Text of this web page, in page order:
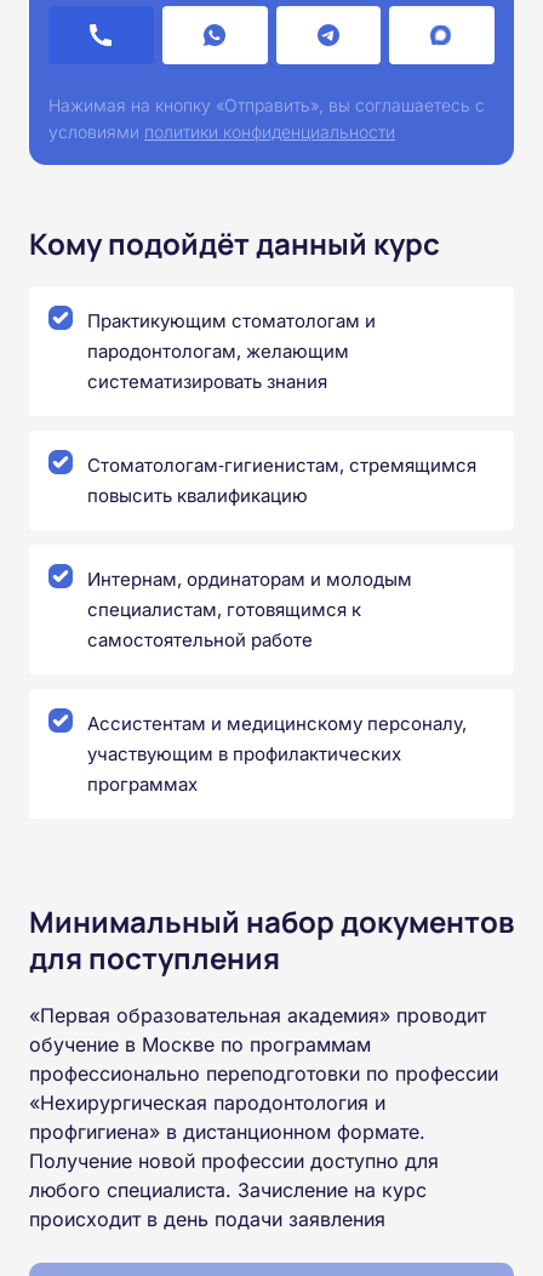
Нажимая на кнопку «Отправить», вы соглашаетесь с
условиями политики конфиденциальности
Кому подойдёт данный курс
Практикующим стоматологам и
пародонтологам, желающим
систематизировать знания
Стоматологам‑гигиенистам, стремящимся
повысить квалификацию
Интернам, ординаторам и молодым
специалистам, готовящимся к
самостоятельной работе
Ассистентам и медицинскому персоналу,
участвующим в профилактических
программах
Минимальный набор документов
для поступления
«Первая образовательная академия» проводит
обучение в Москве по программам
профессионально переподготовки по профессии
«Нехирургическая пародонтология и
профгигиена» в дистанционном формате.
Получение новой профессии доступно для
любого специалиста. Зачисление на курс
происходит в день подачи заявления